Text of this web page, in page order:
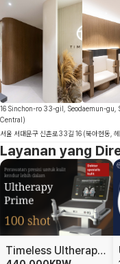
16 Sinchon-ro 33-gil, Seodaemun-gu,
Central)
서울 서대문구 신촌로33길 16 (북아현동,
Layanan yang
Timeless Ultherapy Prime